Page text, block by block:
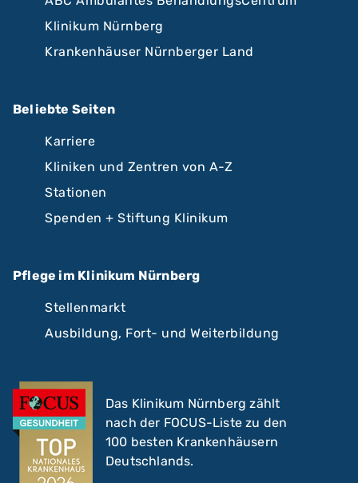
Klinikum Nürnberg
Krankenhäuser Nürnberger Land
Beliebte Seiten
Karriere
Kliniken und Zentren von A-Z
Stationen
Spenden + Stiftung Klinikum
Pflege im Klinikum Nürnberg
Stellenmarkt
Ausbildung, Fort- und Weiterbildung
Das Klinikum Nürnberg zählt
nach der FOCUS-Liste zu den
100 besten Krankenhäusern
Deutschlands.